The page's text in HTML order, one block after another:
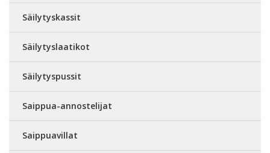
Säilytyskassit
Säilytyslaatikot
Säilytyspussit
Saippua-annostelijat
Saippuavillat